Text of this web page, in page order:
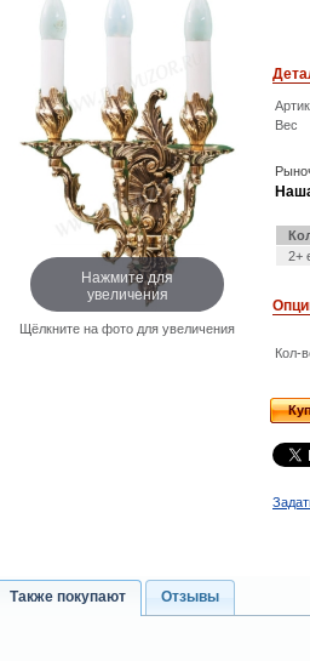
Нажмите для
увеличения
Щёлкните на фото для увеличения
Вес
2+
Кол-
Также покупают Отзывы